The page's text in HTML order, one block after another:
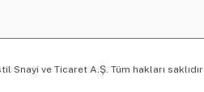
ve Ticaret A.Ş. Tüm hakları saklıdır